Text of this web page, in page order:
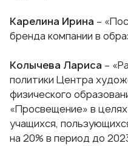
Карелина Ирина –
бренда компании в
Колычева Лариса –
политики Центра
физического
«Просвещение» в
учащихся,
на 20% в период до